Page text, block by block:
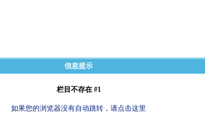
信息提示
栏目不存在 #1
如果您的浏览器没有自动跳转，请点击这里